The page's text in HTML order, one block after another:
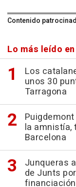
Contenido
Lo más leído
Los
unos 30
Tarragona
la amnistía,
Barcelona
Junqueras
de Junts
financiación